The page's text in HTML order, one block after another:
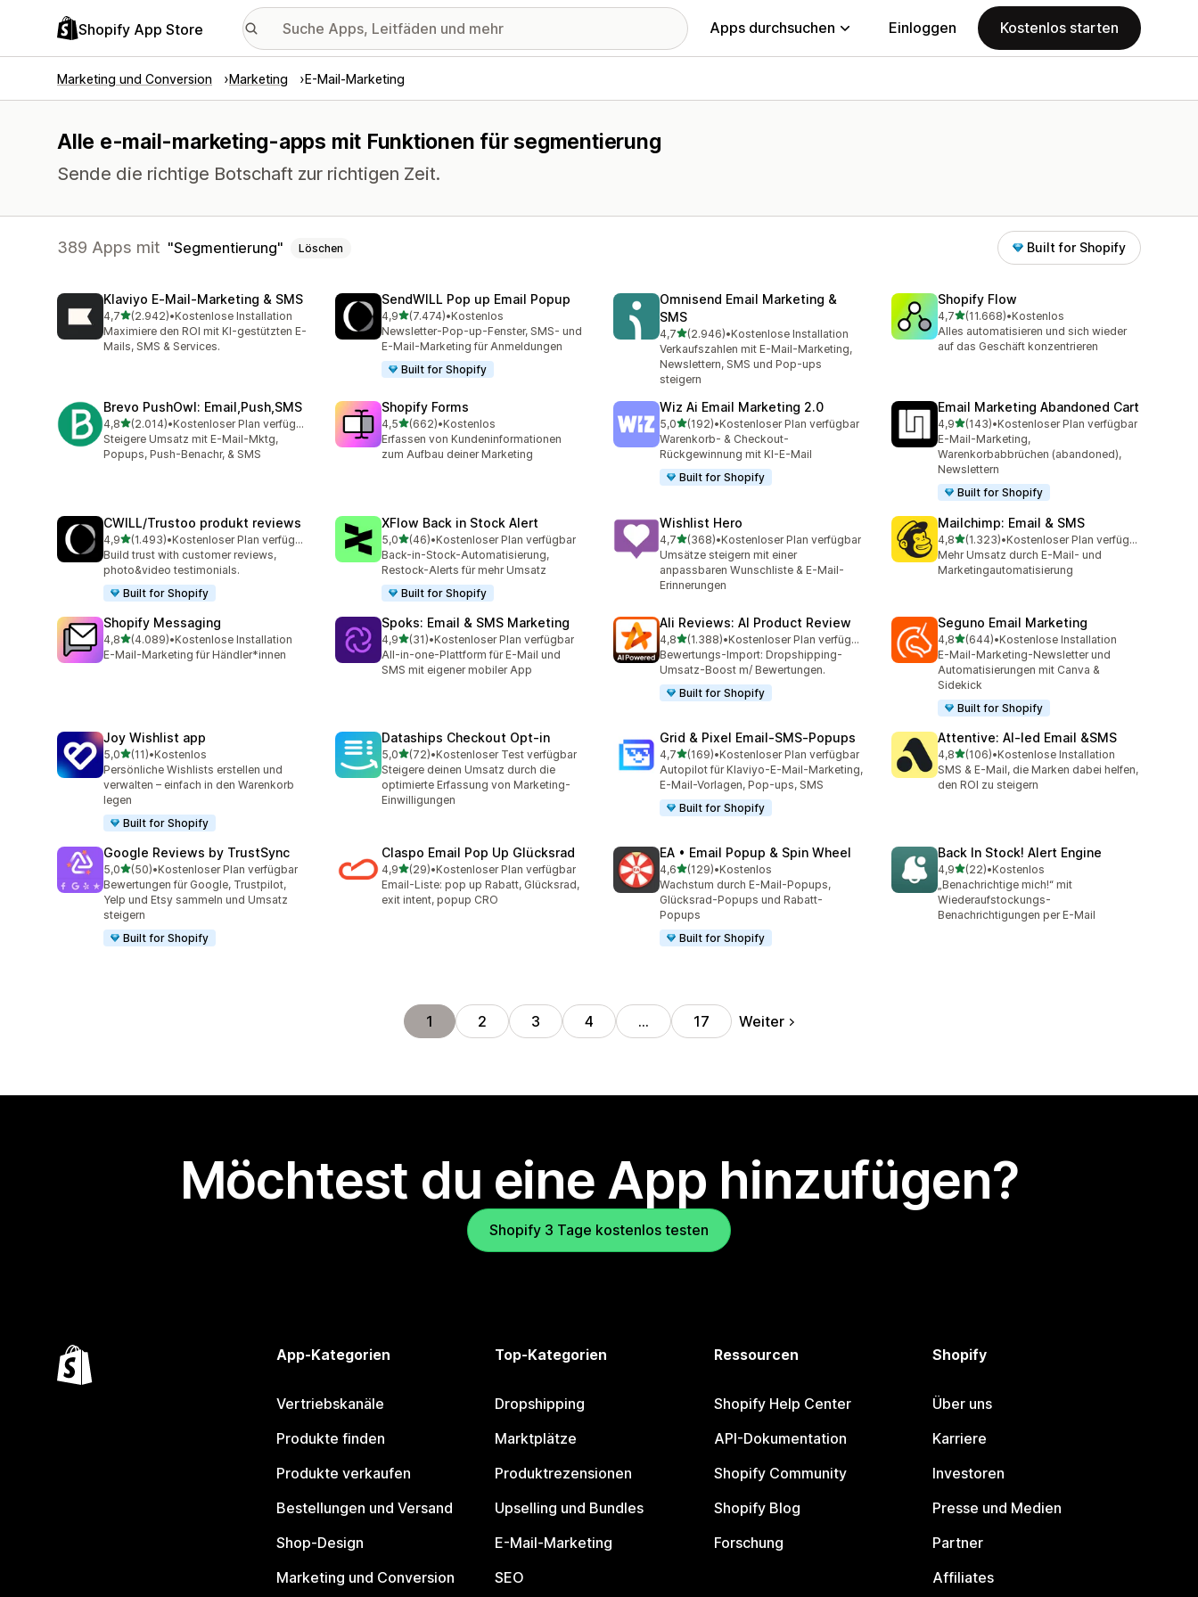
Shopify App Store Apps durchsuchen Einloggen Kostenlos starten
Marketing und Conversion Marketing E-Mail-Marketing
Alle e-mail-marketing-apps mit Funktionen für segmentierung
Sende die richtige Botschaft zur richtigen Zeit.
389 Apps mit Segmentierung Löschen Built for Shopify
Klaviyo E‑Mail‑Marketing & SMS
4,7von 5 Sternen
(2.942)
2942 Rezensionen insgesamt
•Kostenlose Installation
Maximiere den ROI mit KI-gestützten E-
Mails, SMS & Services.
SendWILL Pop up Email Popup
4,9von 5 Sternen
(7.474)
7474 Rezensionen insgesamt
•Kostenlos
Newsletter-Pop-up-Fenster, SMS- und
E-Mail-Marketing für Anmeldungen
Built for Shopify
Omnisend Email Marketing &
SMS
4,7von 5 Sternen
(2.946)
2946 Rezensionen insgesamt
•Kostenlose Installation
Verkaufszahlen mit E-Mail-Marketing,
Newslettern, SMS und Pop-ups
steigern
Shopify Flow
4,7von 5 Sternen
(11.668)
11668 Rezensionen insgesamt
•Kostenlos
Alles automatisieren und sich wieder
auf das Geschäft konzentrieren
Brevo PushOwl: Email,Push,SMS
4,8von 5 Sternen
(2.014)
2014 Rezensionen insgesamt
•
Kostenloser Plan verfügbar
Steigere Umsatz mit E-Mail-Mktg,
Popups, Push-Benachr, & SMS
Shopify Forms
4,5von 5 Sternen
(662)
662 Rezensionen insgesamt
•Kostenlos
Erfassen von Kundeninformationen
zum Aufbau deiner Marketing
Wiz Ai Email Marketing 2.0
5,0von 5 Sternen
(192)
192 Rezensionen insgesamt
•Kostenloser Plan verfügbar
Warenkorb- & Checkout-
Rückgewinnung mit KI-E-Mail
Built for Shopify
Email Marketing Abandoned Cart
4,9von 5 Sternen
(143)
143 Rezensionen insgesamt
•Kostenloser Plan verfügbar
E-Mail-Marketing,
Warenkorbabbrüchen (abandoned),
Newslettern
Built for Shopify
CWILL/Trustoo produkt reviews
4,9von 5 Sternen
(1.493)
1493 Rezensionen insgesamt
•
Kostenloser Plan verfügbar
Build trust with customer reviews,
photo&video testimonials.
Built for Shopify
XFlow Back in Stock Alert
5,0von 5 Sternen
(46)
46 Rezensionen insgesamt
•Kostenloser Plan verfügbar
Back-in-Stock-Automatisierung,
Restock-Alerts für mehr Umsatz
Built for Shopify
Wishlist Hero
4,7von 5 Sternen
(368)
368 Rezensionen insgesamt
•Kostenloser Plan verfügbar
Umsätze steigern mit einer
anpassbaren Wunschliste & E-Mail-
Erinnerungen
Mailchimp: Email & SMS
4,8von 5 Sternen
(1.323)
1323 Rezensionen insgesamt
•
Kostenloser Plan verfügbar
Mehr Umsatz durch E-Mail- und
Marketingautomatisierung
Shopify Messaging
4,8von 5 Sternen
(4.089)
4089 Rezensionen insgesamt
•Kostenlose Installation
E-Mail-Marketing für Händler*innen
Spoks: Email & SMS Marketing
4,9von 5 Sternen
(31)
31 Rezensionen insgesamt
•Kostenloser Plan verfügbar
All-in-one-Plattform für E-Mail und
SMS mit eigener mobiler App
Ali Reviews: AI Product Review
4,8von 5 Sternen
(1.388)
1388 Rezensionen insgesamt
•
Kostenloser Plan verfügbar
Bewertungs-Import: Dropshipping-
Umsatz-Boost m/ Bewertungen.
Built for Shopify
Seguno Email Marketing
4,8von 5 Sternen
(644)
644 Rezensionen insgesamt
•Kostenlose Installation
E-Mail-Marketing-Newsletter und
Automatisierungen mit Canva &
Sidekick
Built for Shopify
Joy Wishlist app
5,0von 5 Sternen
(11)
11 Rezensionen insgesamt
•Kostenlos
Persönliche Wishlists erstellen und
verwalten – einfach in den Warenkorb
legen
Built for Shopify
Dataships Checkout Opt‑in
5,0von 5 Sternen
(72)
72 Rezensionen insgesamt
•Kostenloser Test verfügbar
Steigere deinen Umsatz durch die
optimierte Erfassung von Marketing-
Einwilligungen
Grid & Pixel Email‑SMS‑Popups
4,7von 5 Sternen
(169)
169 Rezensionen insgesamt
•Kostenloser Plan verfügbar
Autopilot für Klaviyo-E-Mail-Marketing,
E-Mail-Vorlagen, Pop-ups, SMS
Built for Shopify
Attentive: AI‑led Email &SMS
4,8von 5 Sternen
(106)
106 Rezensionen insgesamt
•Kostenlose Installation
SMS & E-Mail, die Marken dabei helfen,
den ROI zu steigern
Google Reviews by TrustSync
5,0von 5 Sternen
(50)
50 Rezensionen insgesamt
•Kostenloser Plan verfügbar
Bewertungen für Google, Trustpilot,
Yelp und Etsy sammeln und Umsatz
steigern
Built for Shopify
Claspo Email Pop Up Glücksrad
4,9von 5 Sternen
(29)
29 Rezensionen insgesamt
•Kostenloser Plan verfügbar
Email-Liste: pop up Rabatt, Glücksrad,
exit intent, popup CRO
EA • Email Popup & Spin Wheel
4,6von 5 Sternen
(129)
129 Rezensionen insgesamt
•Kostenlos
Wachstum durch E-Mail-Popups,
Glücksrad-Popups und Rabatt-
Popups
Built for Shopify
Back In Stock! Alert Engine
4,9von 5 Sternen
(22)
22 Rezensionen insgesamt
•Kostenlos
„Benachrichtige mich!“ mit
Wiederaufstockungs-
Benachrichtigungen per E-Mail
1 2 3 4 … 17 Weiter
Möchtest du eine App hinzufügen?
Shopify 3 Tage kostenlos testen
App-Kategorien
Vertriebskanäle
Produkte finden
Produkte verkaufen
Bestellungen und Versand
Shop-Design
Marketing und Conversion
Top-Kategorien
Dropshipping
Marktplätze
Produktrezensionen
Upselling und Bundles
E-Mail-Marketing
SEO
Ressourcen
Shopify Help Center
API-Dokumentation
Shopify Community
Shopify Blog
Forschung
Shopify
Über uns
Karriere
Investoren
Presse und Medien
Partner
Affiliates